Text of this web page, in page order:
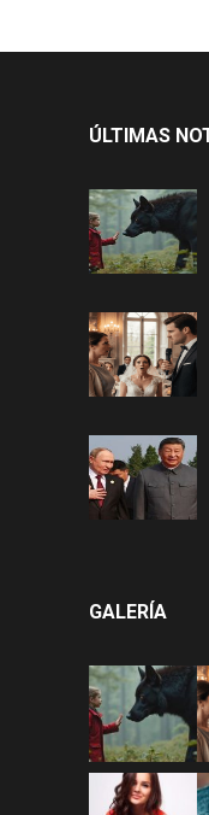
ÚLTIMAS
GALERÍA